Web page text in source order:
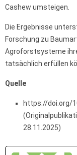
Cashew umsteigen.
Die Ergebnisse
Forschung zu
Agroforstsysteme
tatsächlich erfüllen
Quelle
https://doi.org/
28.11.2025)